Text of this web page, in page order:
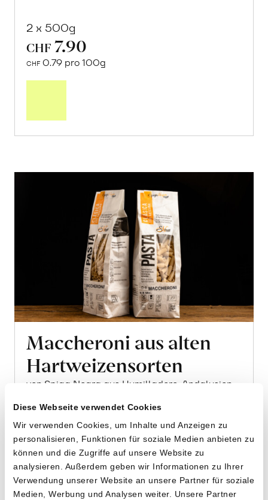
Diese Webseite verwendet Cookies
Wir verwenden Cookies, um Inhalte und Anzeigen zu
personalisieren, Funktionen für soziale Medien anbieten zu
können und die Zugriffe auf unsere Website zu
analysieren. Außerdem geben wir Informationen zu Ihrer
Verwendung unserer Website an unsere Partner für soziale
Medien, Werbung und Analysen weiter. Unsere Partner
2 x 500g
CHF 7.90
CHF 0.79 pro 100g
Maccheroni aus alten
Hartweizensorten
von Spiga Negra aus Humilladero, Andalusien
2 x 400g
CHF11.90
CHF1.49 pro 100g
den
Warenkorb